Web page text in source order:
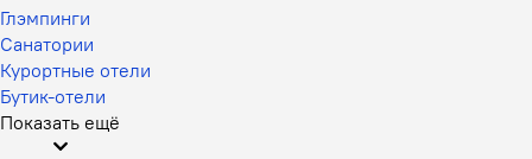
Глэмпинги
Санатории
Курортные отели
Бутик-отели
Показать ещё